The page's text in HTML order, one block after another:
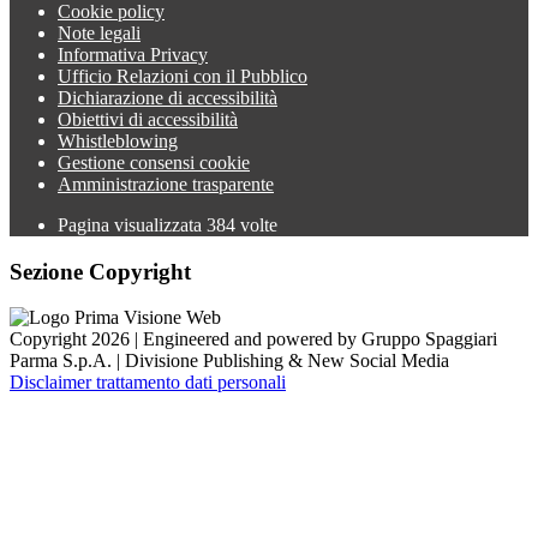
Cookie policy
Note legali
Informativa Privacy
Ufficio Relazioni con il Pubblico
Dichiarazione di accessibilità
Obiettivi di accessibilità
Whistleblowing
Gestione consensi cookie
Amministrazione trasparente
Pagina visualizzata 384 volte
Sezione Copyright
Copyright 2026 | Engineered and powered by Gruppo Spaggiari
Parma S.p.A. | Divisione Publishing & New Social Media
Disclaimer trattamento dati personali